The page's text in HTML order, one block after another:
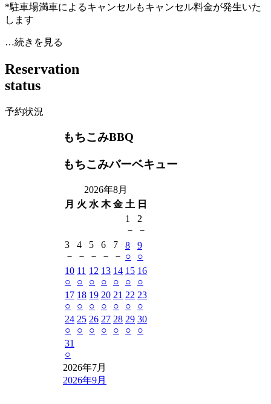
*駐車場満車によるキャンセルもキャンセル料金が発生いた
します
…続きを見る
Reservation
status
予約状況
もちこみBBQ
もちこみバーベキュー
2026年8月
月 火 水 木 金 土 日
1
－
2
－
3
－
4
－
5
－
6
－
7
－
8
○
9
○
10
○
11
○
12
○
13
○
14
○
15
○
16
○
17
○
18
○
19
○
20
○
21
○
22
○
23
○
24
○
25
○
26
○
27
○
28
○
29
○
30
○
31
○
2026年7月
2026年9月